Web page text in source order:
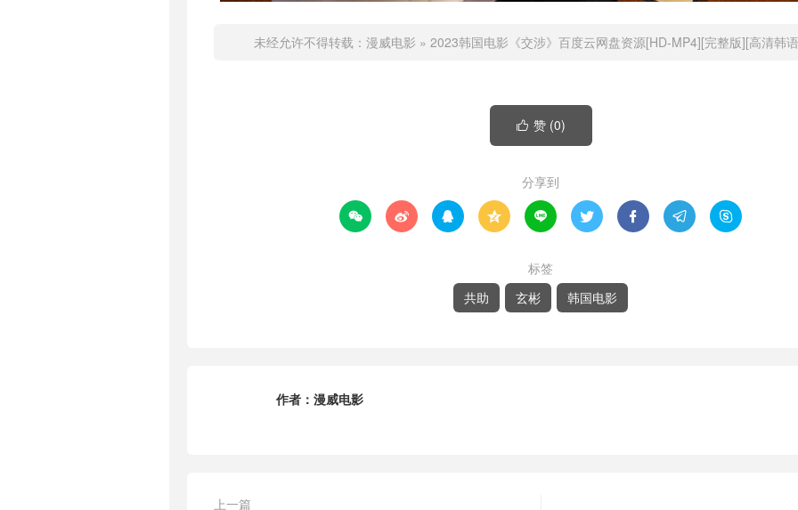
未经允许不得转载： 漫威电影 » 2023韩国电影《交涉》百度云网盘资源[HD-MP4][完整版][高清韩
 赞 (0)
分享到
        
标签
共助
玄彬 韩国电影
作者： 漫威电影
上一篇